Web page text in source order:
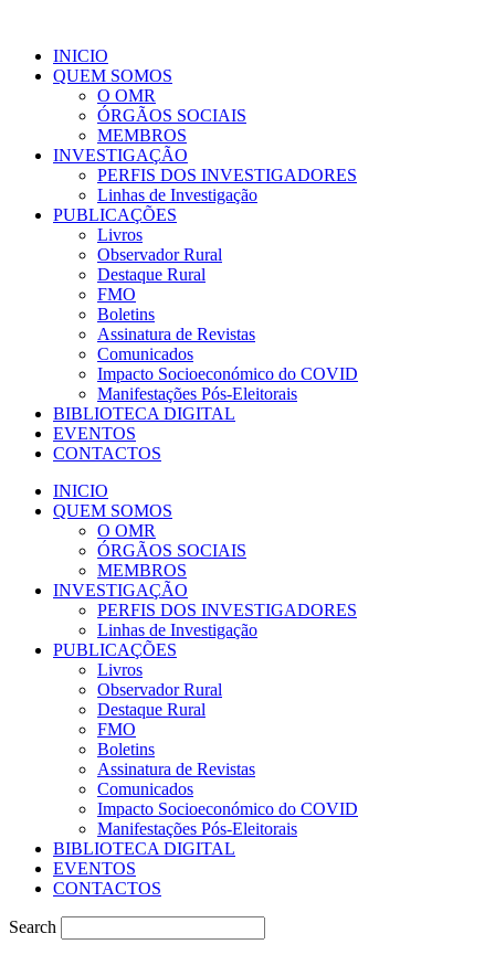
INICIO
QUEM SOMOS
O OMR
ÓRGÃOS SOCIAIS
MEMBROS
INVESTIGAÇÃO
PERFIS DOS INVESTIGADORES
Linhas de Investigação
PUBLICAÇÕES
Livros
Observador Rural
Destaque Rural
FMO
Boletins
Assinatura de Revistas
Comunicados
Impacto Socioeconómico do COVID
Manifestações Pós-Eleitorais
BIBLIOTECA DIGITAL
EVENTOS
CONTACTOS
INICIO
QUEM SOMOS
O OMR
ÓRGÃOS SOCIAIS
MEMBROS
INVESTIGAÇÃO
PERFIS DOS INVESTIGADORES
Linhas de Investigação
PUBLICAÇÕES
Livros
Observador Rural
Destaque Rural
FMO
Boletins
Assinatura de Revistas
Comunicados
Impacto Socioeconómico do COVID
Manifestações Pós-Eleitorais
BIBLIOTECA DIGITAL
EVENTOS
CONTACTOS
Search